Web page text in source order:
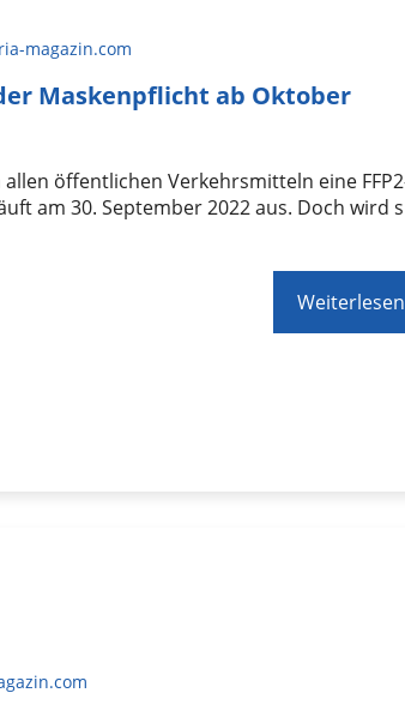
magazin.com
Maskenpflicht ab Oktober
öffentlichen Verkehrsmitteln eine
am 30. September 2022 aus. Doch wird
Weiterlesen